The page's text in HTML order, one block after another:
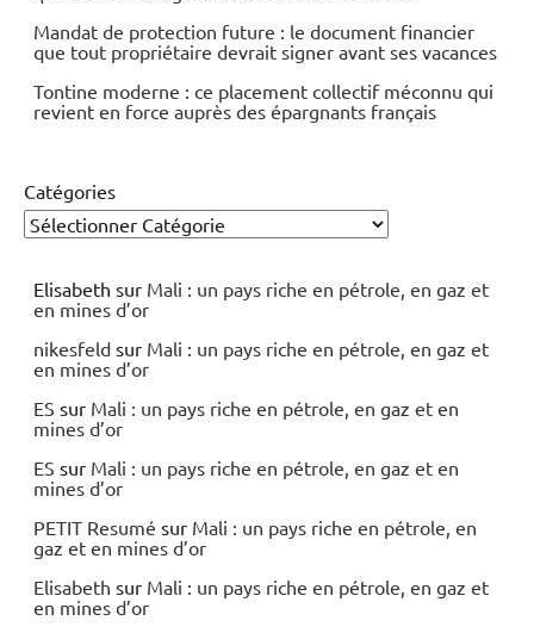
Mandat de protection future : le document financier
que tout propriétaire devrait signer avant ses vacances
Tontine moderne : ce placement collectif méconnu qui
revient en force auprès des épargnants français
Catégories
Elisabeth sur Mali : un pays riche en pétrole, en gaz et
en mines d’or
nikesfeld sur Mali : un pays riche en pétrole, en gaz et
en mines d’or
ES sur Mali : un pays riche en pétrole, en gaz et en
mines d’or
ES sur Mali : un pays riche en pétrole, en gaz et en
mines d’or
PETIT Resumé sur Mali : un pays riche en pétrole, en
gaz et en mines d’or
Elisabeth sur Mali : un pays riche en pétrole, en gaz et
en mines d’or